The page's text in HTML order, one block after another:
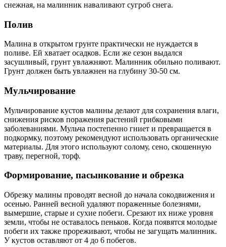
снежная, на малинник наваливают сугроб снега.
Полив
Малина в открытом грунте практически не нуждается в
поливе. Ей хватает осадков. Если же сезон выдался
засушливый, грунт увлажняют. Малинник обильно поливают.
Грунт должен быть увлажнен на глубину 30-50 см.
Мульчирование
Мульчирование кустов малины делают для сохранения влаги,
снижения рисков поражения растений грибковыми
заболеваниями. Мульча постепенно гниет и превращается в
подкормку, поэтому рекомендуют использовать органические
материалы. Для этого используют солому, сено, скошенную
траву, перегной, торф.
Формирование, пасынкование и обрезка
Обрезку малины проводят весной до начала сокодвижения и
осенью. Ранней весной удаляют пораженные болезнями,
вымершие, старые и сухие побеги. Срезают их ниже уровня
земли, чтобы не оставалось пеньков. Когда появятся молодые
побеги их также прореживают, чтобы не загущать малинник.
У кустов оставляют от 4 до 6 побегов.